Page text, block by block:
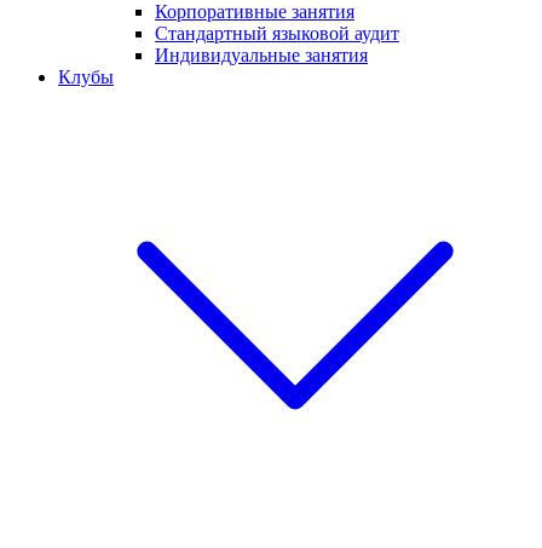
Корпоративные занятия
Стандартный языковой аудит
Индивидуальные занятия
Клубы